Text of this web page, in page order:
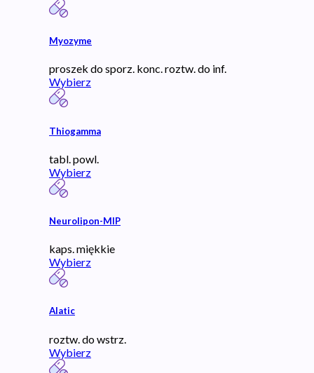
Myozyme
proszek do sporz. konc. roztw. do inf.
Wybierz
Thiogamma
tabl. powl.
Wybierz
Neurolipon-MIP
kaps. miękkie
Wybierz
Alatic
roztw. do wstrz.
Wybierz